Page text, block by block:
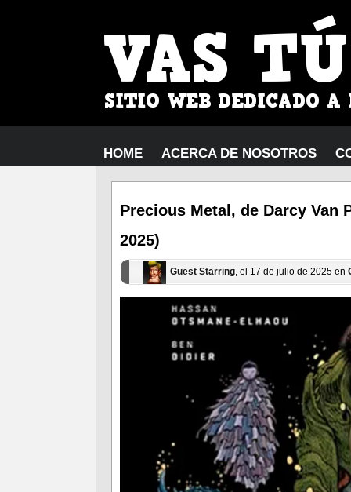
HOME ACERCA DE NOSOTROS
Precious Metal, de Darcy Van
2025)
Guest Starring, el 17 de julio de 2025 en